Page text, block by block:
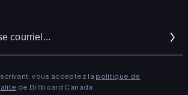
vous acceptez la politique de
de Billboard Canada.